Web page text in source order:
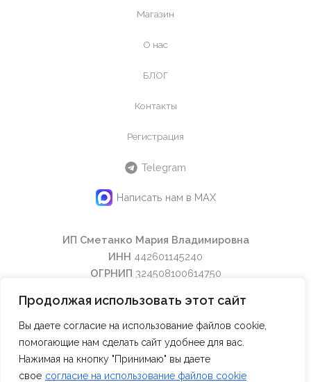
Продолжая использовать этот сайт
Вы даете согласие на использование файлов cookie,
помогающие нам сделать сайт удобнее для вас.
Нажимая на кнопку "Принимаю" вы даете
свое согласие на использование файлов cookie
Магазин
О нас
БЛОГ
Контакты
Регистрация
Telegram
Написать нам в MAX
ИП Сметанко Мария Владимировна
ИНН 442601145240
ОГРНИП 324508100614750
Тел: 8(916) 078-77-47